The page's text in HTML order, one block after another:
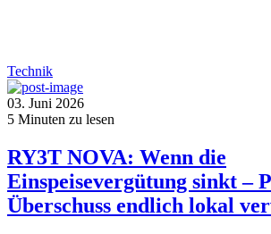
Technik
03. Juni 2026
5 Minuten zu lesen
RY3T NOVA: Wenn die
Einspeisevergütung sinkt –
Überschuss endlich lokal